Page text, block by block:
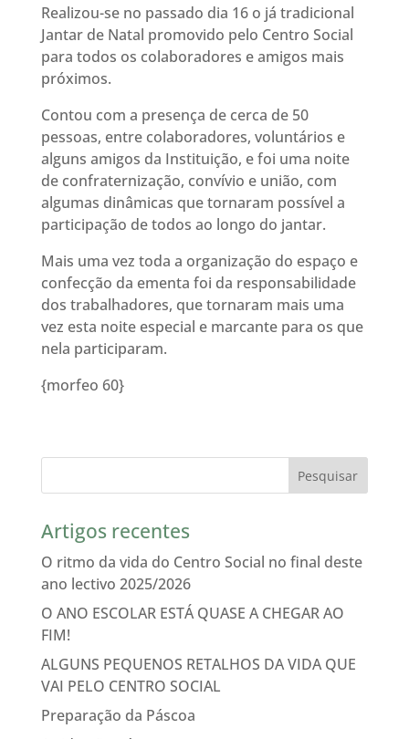
Realizou-se no passado dia 16 o já tradicional
Jantar de Natal promovido pelo Centro Social
para todos os colaboradores e amigos mais
próximos.
Contou com a presença de cerca de 50
pessoas, entre colaboradores, voluntários e
alguns amigos da Instituição, e foi uma noite
de confraternização, convívio e união, com
algumas dinâmicas que tornaram possível a
participação de todos ao longo do jantar.
Mais uma vez toda a organização do espaço e
confecção da ementa foi da responsabilidade
dos trabalhadores, que tornaram mais uma
vez esta noite especial e marcante para os que
nela participaram.
{morfeo 60}
Artigos recentes
O ritmo da vida do Centro Social no final deste
ano lectivo 2025/2026
O ANO ESCOLAR ESTÁ QUASE A CHEGAR AO
FIM!
ALGUNS PEQUENOS RETALHOS DA VIDA QUE
VAI PELO CENTRO SOCIAL
Preparação da Páscoa